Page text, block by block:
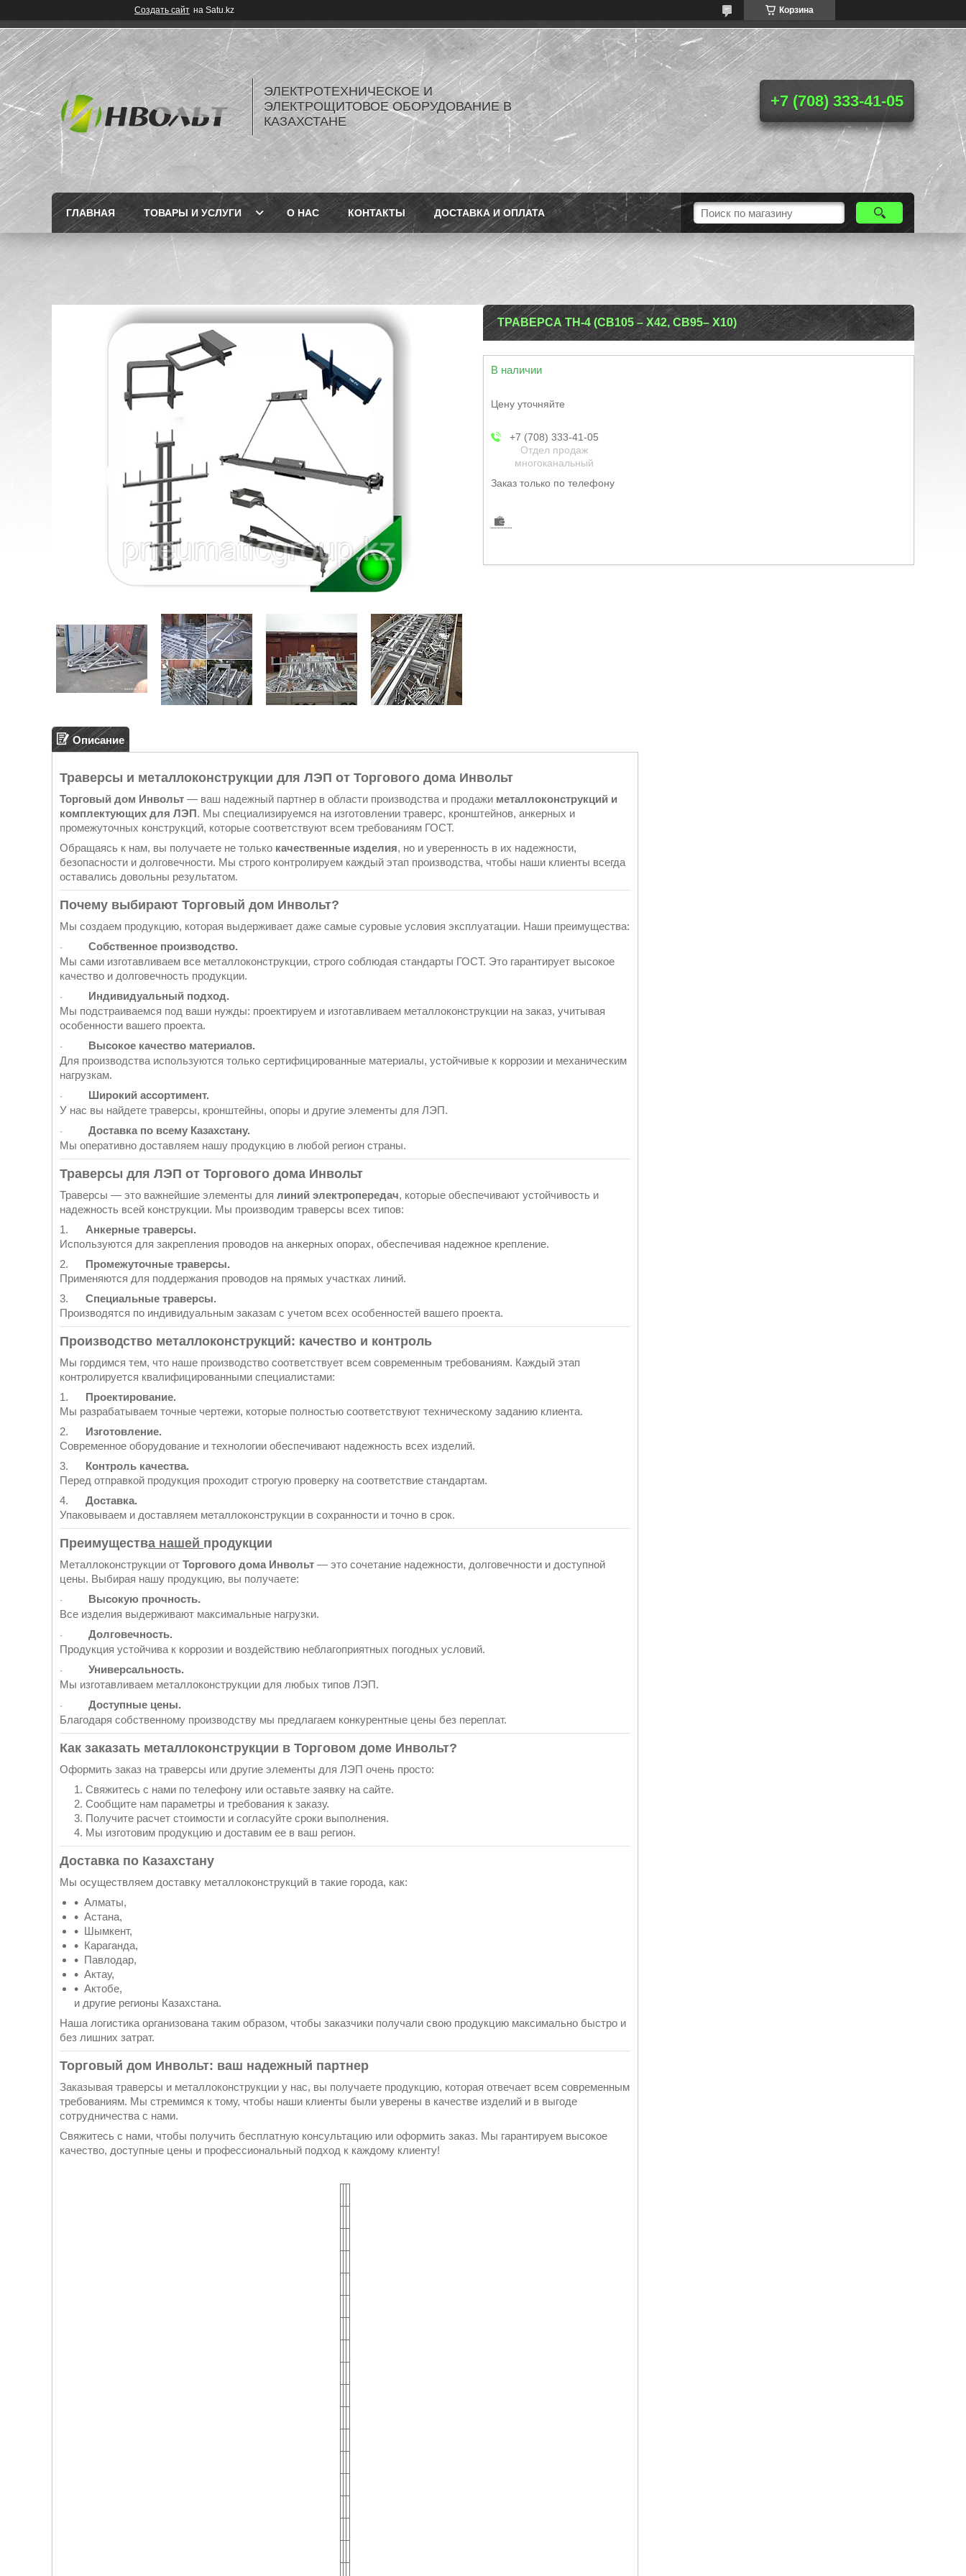
Создать сайт на Satu.kz Корзина
ЭЛЕКТРОТЕХНИЧЕСКОЕ И
ЭЛЕКТРОЩИТОВОЕ ОБОРУДОВАНИЕ В
КАЗАХСТАНЕ
+7 (708) 333-41-05
ГЛАВНАЯ ТОВАРЫ И УСЛУГИ О НАС КОНТАКТЫ ДОСТАВКА И ОПЛАТА
ТРАВЕРСА ТН-4 (СВ105 – Х42, СВ95– Х10)
В наличии
Цену уточняйте
+7 (708) 333-41-05
Отдел продаж
многоканальный
Заказ только по телефону
Описание
Траверсы и металлоконструкции для ЛЭП от Торгового дома Инвольт
Торговый дом Инвольт — ваш надежный партнер в области производства и продажи металлоконструкций и
комплектующих для ЛЭП. Мы специализируемся на изготовлении траверс, кронштейнов, анкерных и
промежуточных конструкций, которые соответствуют всем требованиям ГОСТ.
Обращаясь к нам, вы получаете не только качественные изделия, но и уверенность в их надежности,
безопасности и долговечности. Мы строго контролируем каждый этап производства, чтобы наши клиенты всегда
оставались довольны результатом.
Почему выбирают Торговый дом Инвольт?
Мы создаем продукцию, которая выдерживает даже самые суровые условия эксплуатации. Наши преимущества:
·
Собственное производство.
Мы сами изготавливаем все металлоконструкции, строго соблюдая стандарты ГОСТ. Это гарантирует высокое
качество и долговечность продукции.
·
Индивидуальный подход.
Мы подстраиваемся под ваши нужды: проектируем и изготавливаем металлоконструкции на заказ, учитывая
особенности вашего проекта.
·
Высокое качество материалов.
Для производства используются только сертифицированные материалы, устойчивые к коррозии и механическим
нагрузкам.
·
Широкий ассортимент.
У нас вы найдете траверсы, кронштейны, опоры и другие элементы для ЛЭП.
·
Доставка по всему Казахстану.
Мы оперативно доставляем нашу продукцию в любой регион страны.
Траверсы для ЛЭП от Торгового дома Инвольт
Траверсы — это важнейшие элементы для линий электропередач, которые обеспечивают устойчивость и
надежность всей конструкции. Мы производим траверсы всех типов:
1.
Анкерные траверсы.
Используются для закрепления проводов на анкерных опорах, обеспечивая надежное крепление.
2.
Промежуточные траверсы.
Применяются для поддержания проводов на прямых участках линий.
3.
Специальные траверсы.
Производятся по индивидуальным заказам с учетом всех особенностей вашего проекта.
Производство металлоконструкций: качество и контроль
Мы гордимся тем, что наше производство соответствует всем современным требованиям. Каждый этап
контролируется квалифицированными специалистами:
1.
Проектирование.
Мы разрабатываем точные чертежи, которые полностью соответствуют техническому заданию клиента.
2.
Изготовление.
Современное оборудование и технологии обеспечивают надежность всех изделий.
3.
Контроль качества.
Перед отправкой продукция проходит строгую проверку на соответствие стандартам.
4.
Доставка.
Упаковываем и доставляем металлоконструкции в сохранности и точно в срок.
Преимущества нашей продукции
Металлоконструкции от Торгового дома Инвольт — это сочетание надежности, долговечности и доступной
цены. Выбирая нашу продукцию, вы получаете:
·
Высокую прочность.
Все изделия выдерживают максимальные нагрузки.
·
Долговечность.
Продукция устойчива к коррозии и воздействию неблагоприятных погодных условий.
·
Универсальность.
Мы изготавливаем металлоконструкции для любых типов ЛЭП.
·
Доступные цены.
Благодаря собственному производству мы предлагаем конкурентные цены без переплат.
Как заказать металлоконструкции в Торговом доме Инвольт?
Оформить заказ на траверсы или другие элементы для ЛЭП очень просто:
Свяжитесь с нами по телефону или оставьте заявку на сайте.
Сообщите нам параметры и требования к заказу.
Получите расчет стоимости и согласуйте сроки выполнения.
Мы изготовим продукцию и доставим ее в ваш регион.
Доставка по Казахстану
Мы осуществляем доставку металлоконструкций в такие города, как:
Алматы,
Астана,
Шымкент,
Караганда,
Павлодар,
Актау,
Актобе,
и другие регионы Казахстана.
Наша логистика организована таким образом, чтобы заказчики получали свою продукцию максимально быстро и
без лишних затрат.
Торговый дом Инвольт: ваш надежный партнер
Заказывая траверсы и металлоконструкции у нас, вы получаете продукцию, которая отвечает всем современным
требованиям. Мы стремимся к тому, чтобы наши клиенты были уверены в качестве изделий и в выгоде
сотрудничества с нами.
Свяжитесь с нами, чтобы получить бесплатную консультацию или оформить заказ. Мы гарантируем высокое
качество, доступные цены и профессиональный подход к каждому клиенту!